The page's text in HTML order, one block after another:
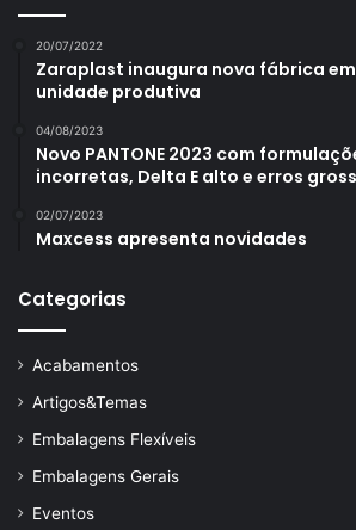
20/07/2022
Zaraplast inaugura nova fábrica em
unidade produtiva
04/08/2023
Novo PANTONE 2023 com
incorretas, Delta E alto e erros
02/07/2023
Maxcess apresenta novidades
Categorias
Acabamentos
Artigos&Temas
Embalagens Flexíveis
Embalagens Gerais
Eventos